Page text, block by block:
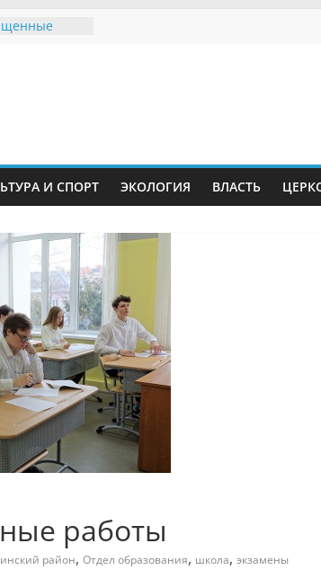
Интернет
в
крапчатые
И СПОРТ ЭКОЛОГИЯ ВЛАСТЬ
работы
район, Отдел образования, школа, экзамены